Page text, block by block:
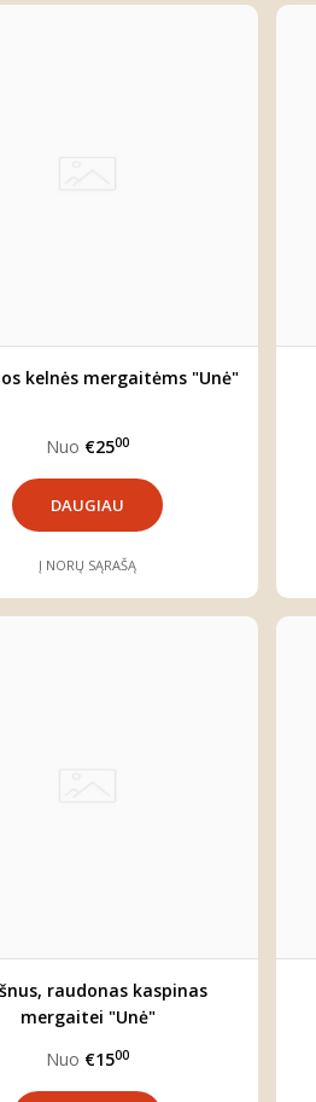
kelnės mergaitėms "Unė"
Nuo €2500
DAUGIAU
Į NORŲ SĄRAŠĄ
raudonas kaspinas
mergaitei "Unė"
Nuo €1500